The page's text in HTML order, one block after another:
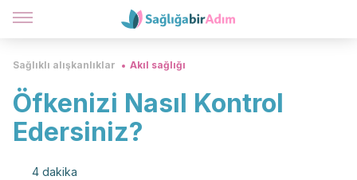
Sağlıklı alışkanlıklar Akıl sağlığı
Öfkenizi Nasıl Kontrol
Edersiniz?
4 dakika